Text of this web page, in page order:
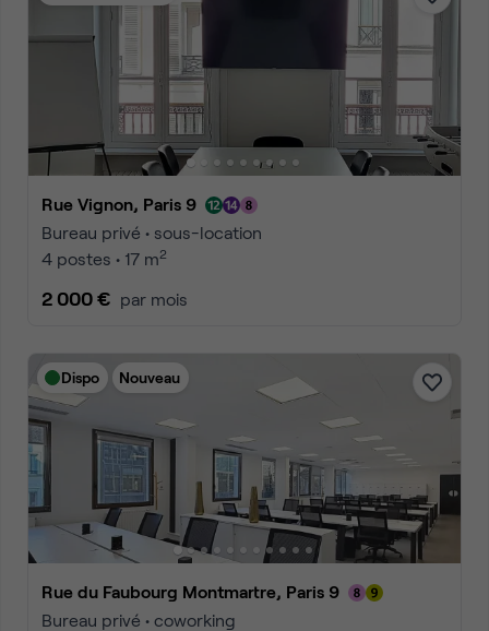
Rue Vignon, Paris 9
Bureau privé • sous-location
4 postes • 17 m2
2 000 € par mois
Dispo Nouveau
Rue du Faubourg Montmartre, Paris 9
Bureau privé • coworking